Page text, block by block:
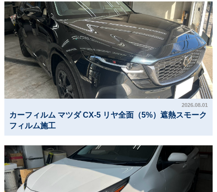
2026.08.01
カーフィルム マツダ CX-5 リヤ全面（5%）遮熱スモーク
フィルム施工